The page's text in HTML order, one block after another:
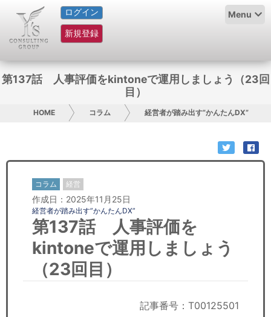
ログイン
新規登録
Menu
HOME
サービス紹介
コラム
お問い合わせ
日本人にPR
コンサルティング
リサーチ
セミナー
第137話 人事評価をkintoneで運用しましょう（23回
目）
HOME コラム 経営者が踏み出す”かんたんDX”
コラム 経営
作成日：2025年11月25日
経営者が踏み出す”かんたんDX”
第137話 人事評価を
kintoneで運用しましょう
（23回目）
記事番号：T00125501